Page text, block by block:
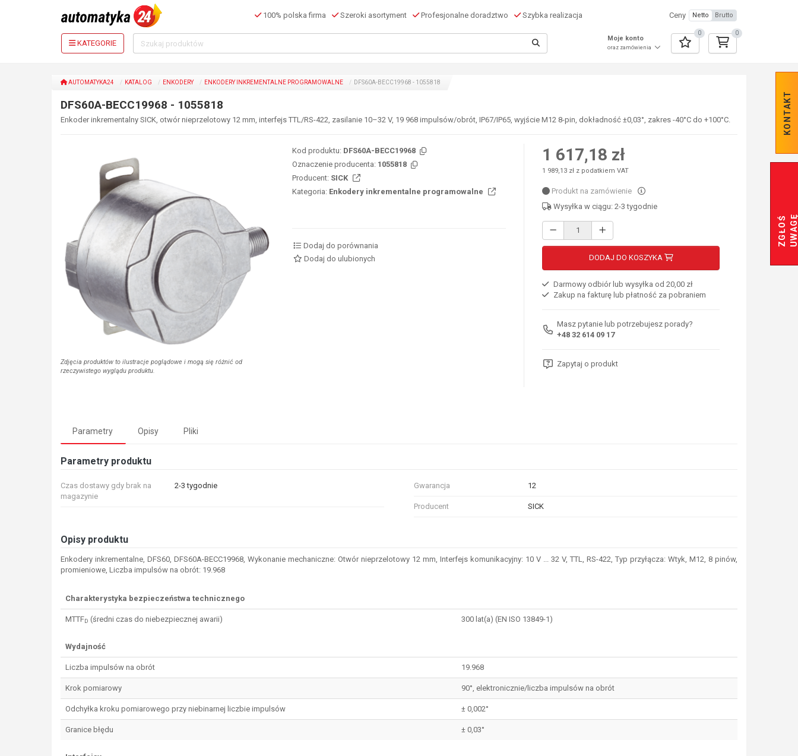
100% polska firma Szeroki asortyment Profesjonalne doradztwo Szybka realizacja Ceny Netto Brutto
KATEGORIE
Moje konto
oraz zamówienia
0 0
KONTAKT
Z
G
Ł
O
Ś
U
W
A
GĘ
AUTOMATYKA24 KATALOG ENKODERY ENKODERY INKREMENTALNE PROGRAMOWALNE DFS60A-BECC19968 - 1055818
DFS60A-BECC19968 - 1055818
Enkoder inkrementalny SICK, otwór nieprzelotowy 12 mm, interfejs TTL/RS-422, zasilanie 10–32 V, 19 968 impulsów/obrót, IP67/IP65, wyjście M12 8-pin, dokładność ±0,03°, zakres -40°C do +100°C.
Zdjęcia produktów to ilustracje poglądowe i mogą się różnić od
rzeczywistego wyglądu produktu.
Kod produktu: DFS60A-BECC19968
Oznaczenie producenta: 1055818
Producent: SICK
Kategoria: Enkodery inkrementalne programowalne
Dodaj do porównania
Dodaj do ulubionych
1 617,18 zł
1 989,13 zł z podatkiem VAT
Produkt na zamówienie
Wysyłka w ciągu: 2-3 tygodnie
DODAJ DO KOSZYKA
Darmowy odbiór lub wysyłka od 20,00 zł
Zakup na fakturę lub płatność za pobraniem
Masz pytanie lub potrzebujesz porady?
+48 32 614 09 17
Zapytaj o produkt
Parametry Opisy Pliki
Parametry produktu
Czas dostawy gdy brak na
magazynie
2-3 tygodnie Gwarancja 12
Producent SICK
Opisy produktu
Enkodery inkrementalne, DFS60, DFS60A-BECC19968, Wykonanie mechaniczne: Otwór nieprzelotowy 12 mm, Interfejs komunikacyjny: 10 V ... 32 V, TTL, RS-422, Typ przyłącza: Wtyk, M12, 8 pinów,
promieniowe, Liczba impulsów na obrót: 19.968
Charakterystyka bezpieczeństwa technicznego
MTTFD (średni czas do niebezpiecznej awarii) 300 lat(a) (EN ISO 13849-1)
Wydajność
Liczba impulsów na obrót 19.968
Krok pomiarowy 90°, elektronicznie/liczba impulsów na obrót
Odchyłka kroku pomiarowego przy niebinarnej liczbie impulsów ± 0,002°
Granice błędu ± 0,03°